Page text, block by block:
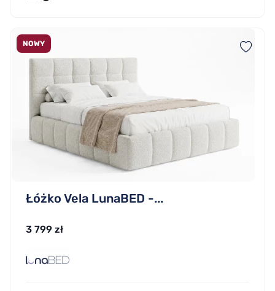
Łóżko Vela LunaBED -...
3 799 zł
NOWY